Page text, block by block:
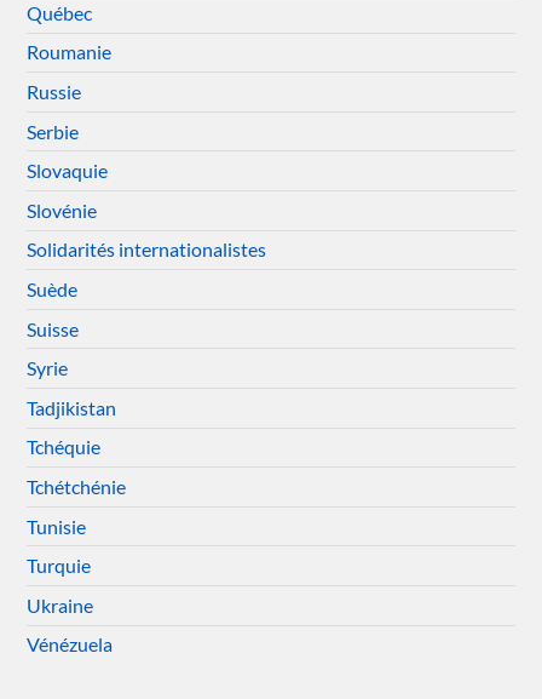
Québec
Roumanie
Russie
Serbie
Slovaquie
Slovénie
Solidarités internationalistes
Suède
Suisse
Syrie
Tadjikistan
Tchéquie
Tchétchénie
Tunisie
Turquie
Ukraine
Vénézuela